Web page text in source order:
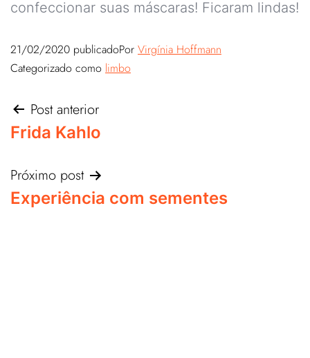
confeccionar suas máscaras! Ficaram lindas!
21/02/2020 publicadoPor Virgínia Hoffmann
Categorizado como limbo
Post anterior
Frida Kahlo
Próximo post
Experiência com sementes